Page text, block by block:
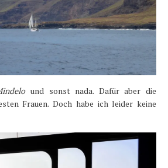
und sonst nada. Dafür aber die
Frauen. Doch habe ich leider keine